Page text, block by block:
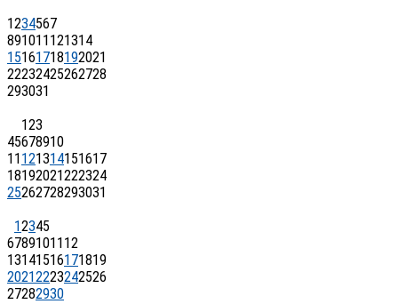
1234567
891011 121314
15161718192021
22232425262728
293031
123
45678910
11 121314151617
18192021222324
25262728293031
12345
67891011 12
13141516171819
20212223242526
27282930